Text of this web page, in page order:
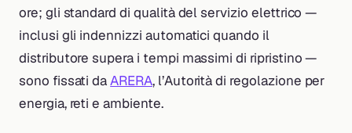
ore; gli standard di qualità del servizio elettrico —
inclusi gli indennizzi automatici quando il
distributore supera i tempi massimi di ripristino —
sono fissati daARERA, l’Autorità di regolazione per
energia, reti e ambiente.